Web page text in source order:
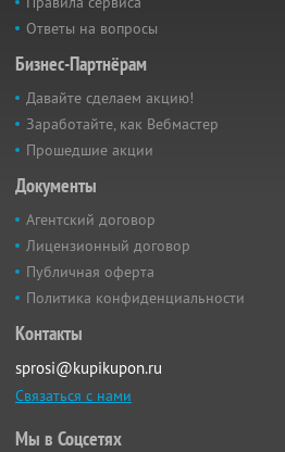
Ответы на вопросы
Бизнес-Партнёрам
Давайте сделаем акцию!
Заработайте, как Вебмастер
Прошедшие акции
Документы
Агентский договор
Лицензионный договор
Публичная оферта
Политика конфиденциальности
Контакты
sprosi@kupikupon.ru
Связаться с нами
Мы в Соцсетях